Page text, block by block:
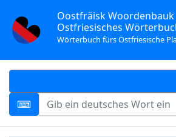
Oostfräisk Woordenbauk
Ostfriesisches
Wörterbuch fürs Ostfriesische